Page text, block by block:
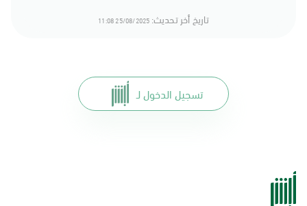
تاريخ أخر تحديث: 25/08/2025 11:08
تسجيل الدخول لـ